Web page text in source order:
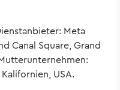
Meta
Canal Square, Grand
USA.